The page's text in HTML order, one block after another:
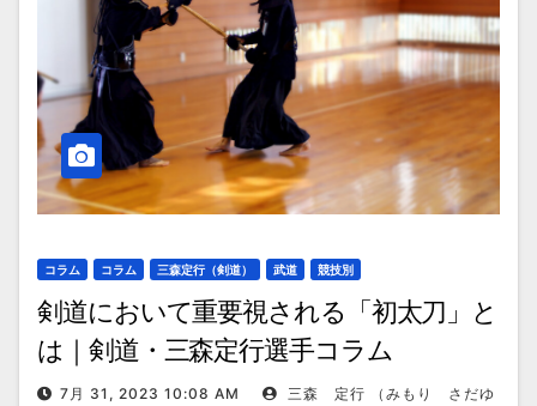
コラム コラム 三森定行（剣道） 武道 競技別
剣道において重要視される「初太刀」と
は｜剣道・三森定行選手コラム
7月 31, 2023 10:08 AM
三森 定行 （みもり さだゆ